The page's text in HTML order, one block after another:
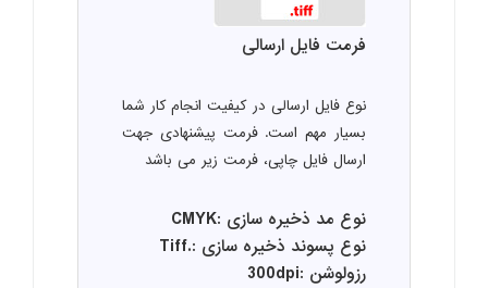
فرمت فایل ارسالی
نوع فایل ارسالی در کیفیت انجام کار شما
بسیار مهم است. فرمت پیشنهادی جهت
ارسال فایل چاپی، فرمت زیر می باشد
نوع مد ذخیره سازی :CMYK
نوع پسوند ذخیره سازی :.Tiff
رزولوشن :300dpi